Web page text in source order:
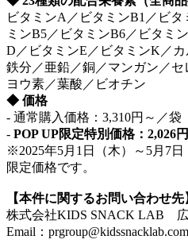
ビタミンA／ビタミンB1／ビ
ミンB5／ビタミンB6／ビタミ
D／ビタミンE／ビタミンK／
鉄分／亜鉛／銅／マンガン／
ヨウ素／葉酸／ビオチン
◆ 価格
- 通常購入価格：3,310円～／袋
- POP UP限定特別価格：2,026
※2025年5月1日（木）～5月7日
限定価格です。
【本件に関するお問い合わせ先
株式会社KIDS SNACK LAB
Email：prgroup@kidssnacklab.com